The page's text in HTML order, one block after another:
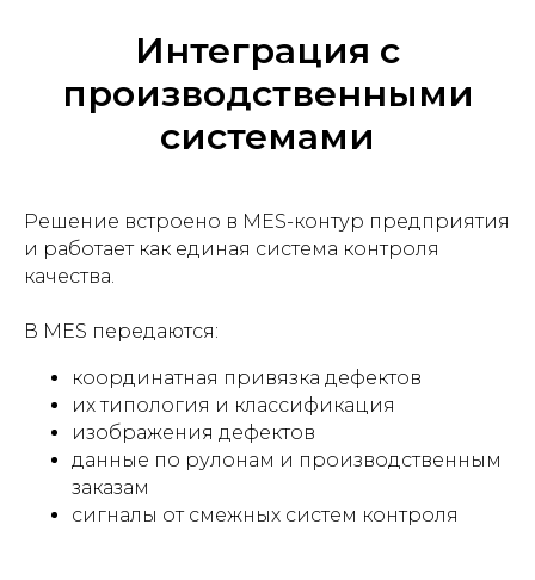
Интеграция с
производственными
системами
Решение встроено в MES-контур предприятия
и работает как единая система контроля
качества.
В MES передаются:
координатная привязка дефектов
их типология и классификация
изображения дефектов
данные по рулонам и производственным
заказам
сигналы от смежных систем контроля